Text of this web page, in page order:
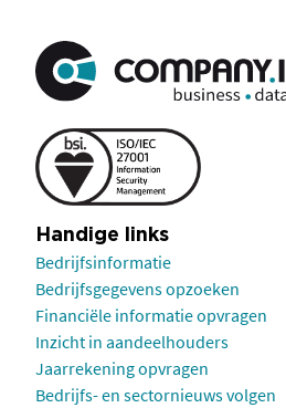
Handige links
Bedrijfsinformatie
Bedrijfsgegevens opzoeken
Financiële informatie opvragen
Inzicht in aandeelhouders
Jaarrekening opvragen
Bedrijfs- en sectornieuws volgen